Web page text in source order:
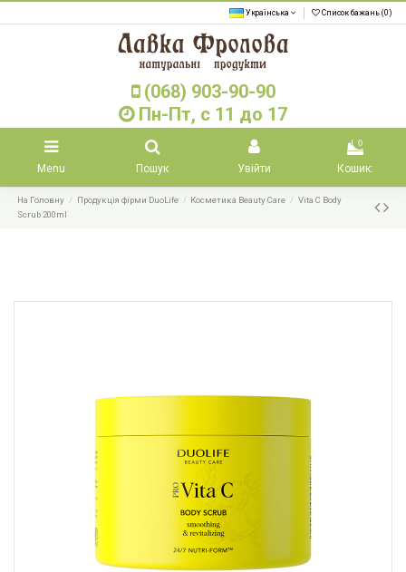
Українська Список бажань (0)
(068) 903-90-90
Пн-Пт, с 11 до 17
Menu Пошук Увійти
0
Кошик:
На Головну Продукція фірми DuoLife Косметика Beauty Care
Vita C Body
Scrub 200ml